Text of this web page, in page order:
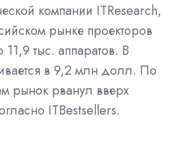
компании ITResearch,
рынке проекторов
тыс. аппаратов. В
в 9,2 млн долл. По
рынок рванул вверх
ITBestsellers.